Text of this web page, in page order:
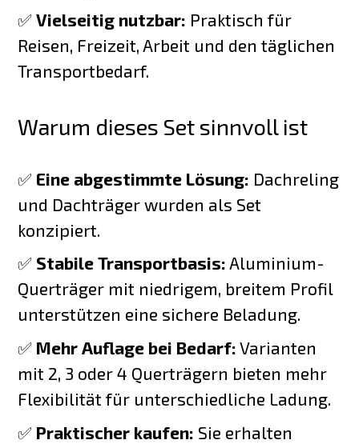
✅Vielseitig nutzbar: Praktisch für
Reisen, Freizeit, Arbeit und den täglichen
Transportbedarf.
Warum dieses Set sinnvoll ist
✅ Eine abgestimmte Lösung: Dachreling
und Dachträger wurden als Set
konzipiert.
✅ Stabile Transportbasis: Aluminium-
Querträger mit niedrigem, breitem Profil
unterstützen eine sichere Beladung.
✅ Mehr Auflage bei Bedarf: Varianten
mit 2, 3 oder 4 Querträgern bieten mehr
Flexibilität für unterschiedliche Ladung.
✅ Praktischer kaufen: Sie erhalten